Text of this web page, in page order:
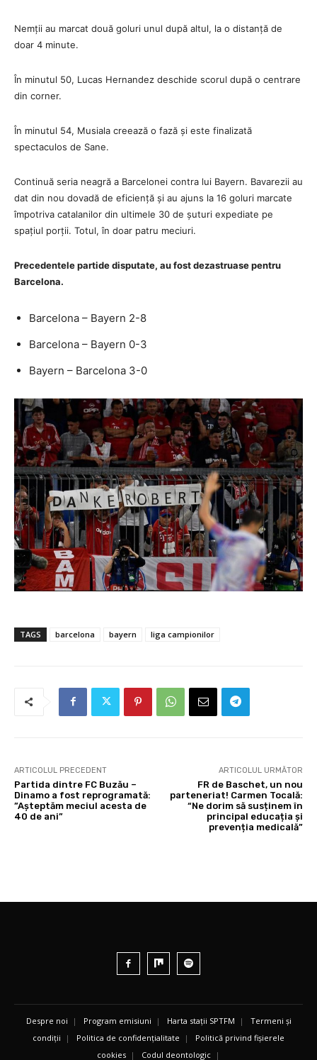
Nemții au marcat două goluri unul după altul, la o distanță de
doar 4 minute.
În minutul 50, Lucas Hernandez deschide scorul după o centrare
din corner.
În minutul 54, Musiala creează o fază și este finalizată
spectaculos de Sane.
Continuă seria neagră a Barcelonei contra lui Bayern. Bavarezii au
dat din nou dovadă de eficiență și au ajuns la 16 goluri marcate
împotriva catalanilor din ultimele 30 de șuturi expediate pe
spațiul porții. Totul, în doar patru meciuri.
Precedentele partide disputate, au fost dezastruase pentru
Barcelona.
Barcelona – Bayern 2-8
Barcelona – Bayern 0-3
Bayern – Barcelona 3-0
TAGS barcelona bayern liga campionilor
ARTICOLUL PRECEDENT
Partida dintre FC Buzău –
Dinamo a fost reprogramată:
”Așteptăm meciul acesta de
40 de ani”
ARTICOLUL URMĂTOR
FR de Baschet, un nou
parteneriat! Carmen Tocală:
“Ne dorim să susținem în
principal educația și
prevenția medicală”
Despre noi | Program emisiuni | Harta stații SPTFM | Termeni și
condiții | Politica de confidențialitate | Politică privind fișierele
cookies | Codul deontologic |